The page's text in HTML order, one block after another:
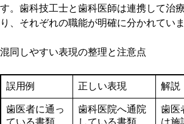
す。歯科技工士と歯科医師は連携して治
り、それぞれの職能が明確に分かれていま
混同しやすい表現の整理と注意点
誤用例 正しい表現 解説
歯医者に通っ
歯科医院へ通院
歯医